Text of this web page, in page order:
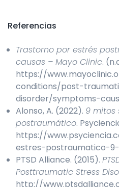
Referencias
Trastorno por estrés
causas – Mayo Clinic.
https://
conditions/post-
disorder/symptoms-
Alonso, A. (2022). 9 mitos
postraumático.
https://
estres-postraumatico-
PTSD Alliance. (2015).
Posttraumatic Stress
http://